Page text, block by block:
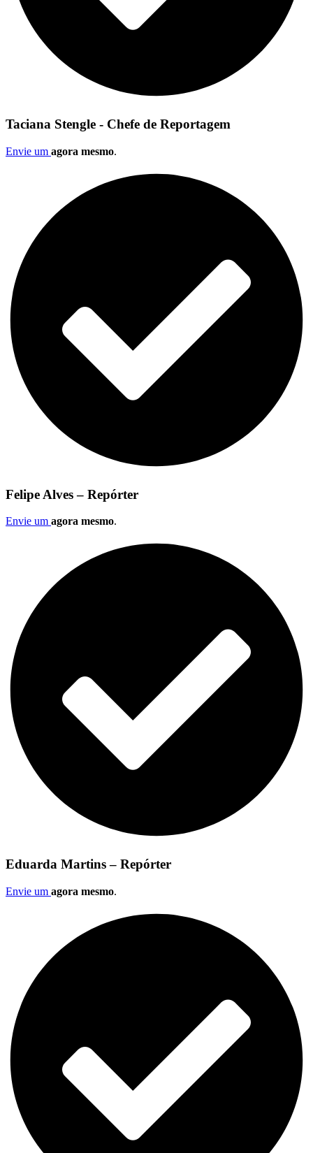
Taciana Stengle - Chefe de Reportagem
Envie um agora mesmo.
Felipe Alves – Repórter
Envie um agora mesmo.
Eduarda Martins – Repórter
Envie um agora mesmo.